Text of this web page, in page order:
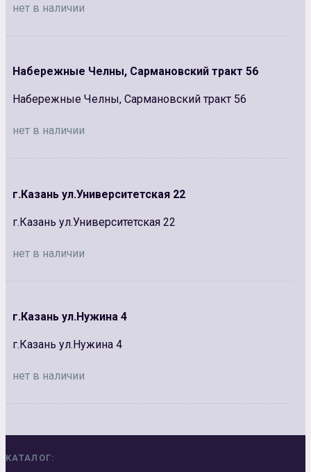
нет в наличии
Набережные Челны, Сармановский тракт 56
Набережные Челны, Сармановский тракт 56
нет в наличии
г.Казань ул.Университетская 22
г.Казань ул.Университетская 22
нет в наличии
г.Казань ул.Нужина 4
г.Казань ул.Нужина 4
нет в наличии
КАТАЛОГ: